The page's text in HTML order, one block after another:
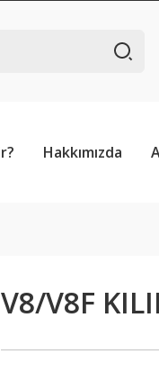
Hakkımızda
V8/V8F